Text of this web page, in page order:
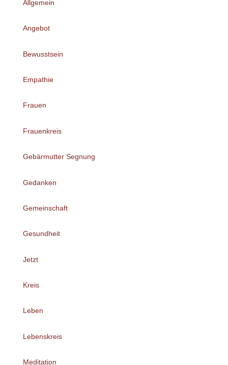
Allgemein
Angebot
Bewusstsein
Empathie
Frauen
Frauenkreis
Gebärmutter Segnung
Gedanken
Gemeinschaft
Gesundheit
Jetzt
Kreis
Leben
Lebenskreis
Meditation